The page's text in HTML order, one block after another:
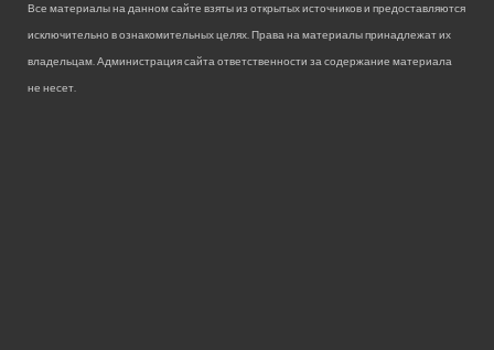
Все материалы на данном сайте взяты из открытых источников и предоставляются
исключительно в ознакомительных целях. Права на материалы принадлежат их
владельцам. Администрация сайта ответственности за содержание материала
не несет.